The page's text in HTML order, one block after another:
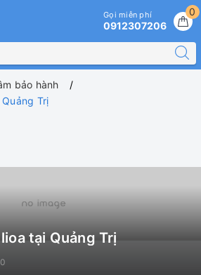
0
Gọi miễn phí
0912307206
bảo hành
Trị
tại Quảng Trị